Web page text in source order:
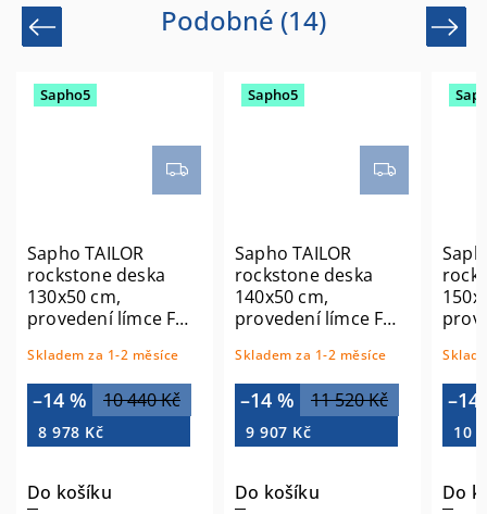
Podobné (14)
Previous
Sapho5
Sapho TAILOR
rockstone deska
140x50 cm,
provedení límce F
Skladem za 1-2 měsíce
11 520 Kč
–14 %
9 907 Kč
Do košíku
Sapho5
Sapho TAILOR
rockstone deska
150x50 cm,
provedení límce F
Skladem za 1-2 měsíce
12 070 Kč
–14 %
10 380 Kč
Do košíku
–14
8
Do
Next